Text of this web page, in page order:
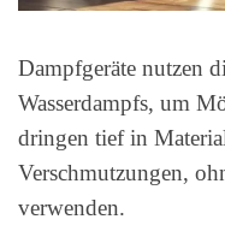
Dampfgeräte nutzen
Wasserdampfs, um
dringen tief in
Verschmutzungen,
verwenden.